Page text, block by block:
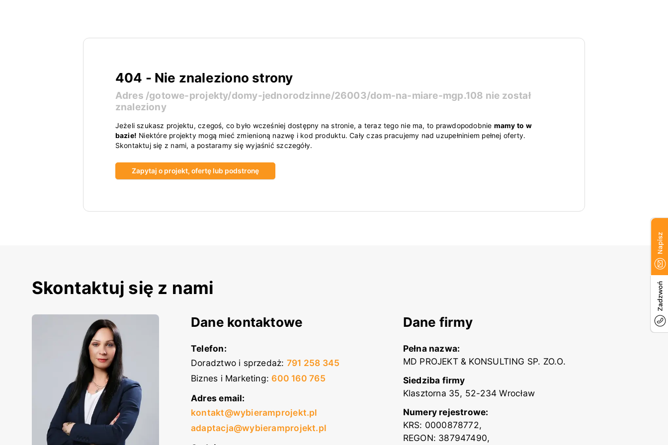
404 - Nie znaleziono strony
Adres /gotowe-projekty/domy-jednorodzinne/26003/dom-na-miare-mgp.108 nie został
znaleziony
Jeżeli szukasz projektu, czegoś, co było wcześniej dostępny na stronie, a teraz tego nie ma, to prawdopodobnie mamy to w
bazie! Niektóre projekty mogą mieć zmienioną nazwę i kod produktu. Cały czas pracujemy nad uzupełniniem pełnej oferty.
Skontaktuj się z nami, a postaramy się wyjaśnić szczegóły.
Zapytaj o projekt, ofertę lub podstronę
Skontaktuj się z nami
Dane kontaktowe
Telefon:
Doradztwo i sprzedaż: 791 258 345
Biznes i Marketing: 600 160 765
Adres email:
kontakt@wybieramprojekt.pl
adaptacja@wybieramprojekt.pl
Dane firmy
Pełna nazwa:
MD PROJEKT & KONSULTING SP. ZO.O.
Siedziba firmy
Klasztorna 35, 52-234 Wrocław
Numery rejestrowe:
KRS: 0000878772,
REGON: 387947490,